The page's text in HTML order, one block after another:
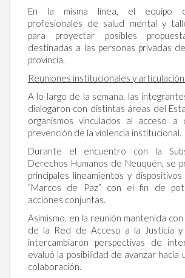
En la misma línea, el equipo
profesionales de salud mental y
para proyectar posibles
destinadas a las personas privadas
provincia.
Reuniones institucionales y
A lo largo de la semana, las
dialogaron con distintas áreas del
organismos vinculados al acceso a
prevención de la violencia institucional.
Durante el encuentro con la
Derechos Humanos de Neuquén, se
principales lineamientos y
“Marcos de Paz” con el fin de
acciones conjuntas.
Asimismo, en la reunión mantenida
de la Red de Acceso a la Justicia y
intercambiaron perspectivas de
evaluó la posibilidad de avanzar hacia
colaboración.